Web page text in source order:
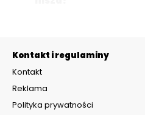
Kontakt i regulaminy
Kontakt
Reklama
Polityka prywatności